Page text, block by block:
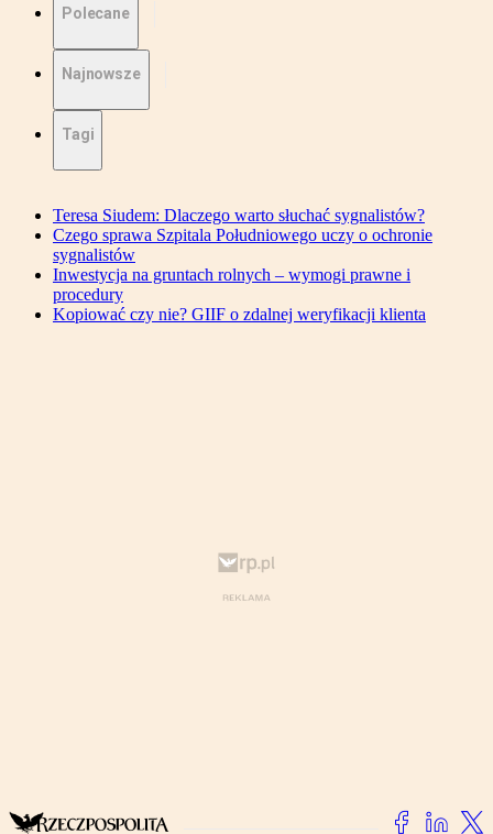
Polecane
Najnowsze
Tagi
Teresa Siudem: Dlaczego warto słuchać sygnalistów?
Czego sprawa Szpitala Południowego uczy o ochronie
sygnalistów
Inwestycja na gruntach rolnych – wymogi prawne i
procedury
Kopiować czy nie? GIIF o zdalnej weryfikacji klienta